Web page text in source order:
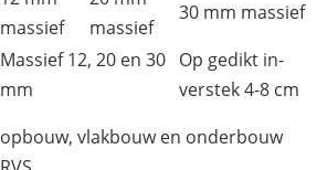
massief
massief
30 mm massief
Massief 12, 20 en 30
mm
Op gedikt in-
verstek 4-8 cm
opbouw, vlakbouw en onderbouw